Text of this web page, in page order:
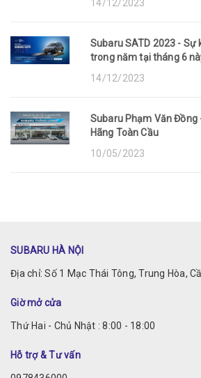
14/12/2023
Subaru SATD 2023 - Sự
trong năm tại tháng 6
14/12/2023
Subaru Phạm Văn Đồng
Hãng Toàn Cầu
10/05/2023
SUBARU HÀ NỘI
Địa chỉ: Số 1 Mạc Thái Tông, Trung Hòa,
Giờ mở cửa
Thứ Hai - Chủ Nhật : 8:00 - 18:00
Hỗ trợ & Tư vấn